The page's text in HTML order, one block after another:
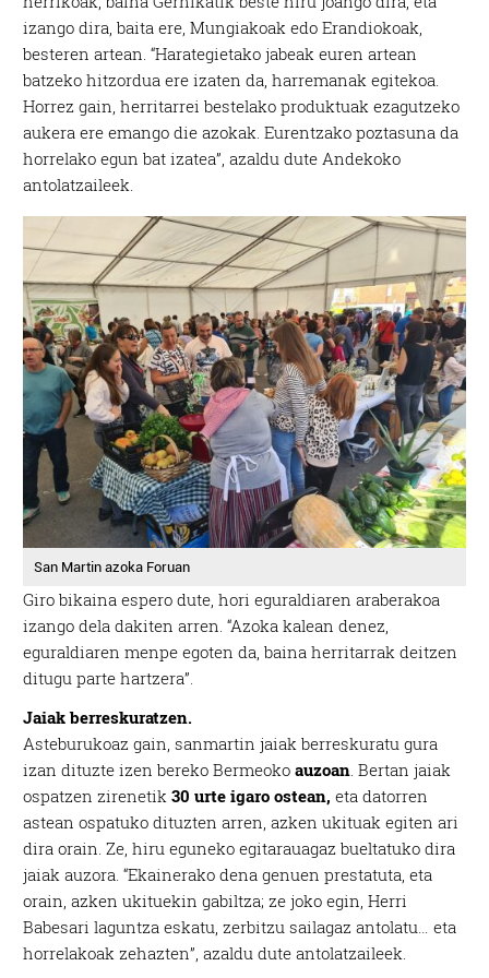
izango dira, baita ere, Mungiakoak edo Erandiokoak,
besteren artean. “Harategietako jabeak euren artean
batzeko hitzordua ere izaten da, harremanak egitekoa.
Horrez gain, herritarrei bestelako produktuak ezagutzeko
aukera ere emango die azokak. Eurentzako poztasuna da
horrelako egun bat izatea”, azaldu dute Andekoko
antolatzaileek.
San Martin azoka Foruan
Giro bikaina espero dute, hori eguraldiaren araberakoa
izango dela dakiten arren. “Azoka kalean denez,
eguraldiaren menpe egoten da, baina herritarrak deitzen
ditugu parte hartzera”.
Jaiak berreskuratzen.
Asteburukoaz gain, sanmartin jaiak berreskuratu gura
izan dituzte izen bereko Bermeokoauzoan . Bertan jaiak
ospatzen zirenetik30 urte igaro ostean, eta datorren
astean ospatuko dituzten arren, azken ukituak egiten ari
dira orain. Ze, hiru eguneko egitarauagaz bueltatuko dira
jaiak auzora. “Ekainerako dena genuen prestatuta, eta
orain, azken ukituekin gabiltza; ze joko egin, Herri
Babesari laguntza eskatu, zerbitzu sailagaz antolatu… eta
horrelakoak zehazten”, azaldu dute antolatzaileek.